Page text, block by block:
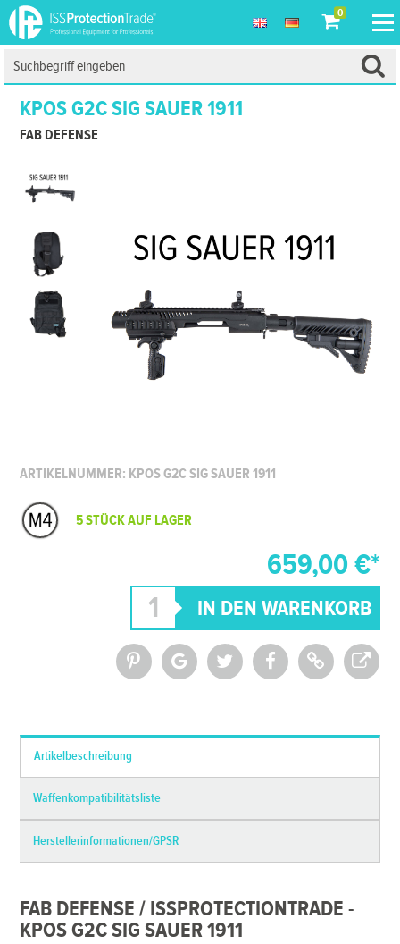
0
KPOS G2C SIG SAUER 1911
FAB DEFENSE
ARTIKELNUMMER: KPOS G2C SIG SAUER 1911
5 STÜCK AUF LAGER
659,00 €*
Artikelbeschreibung
Waffenkompatibilitätsliste
Herstellerinformationen/GPSR
FAB DEFENSE / ISSPROTECTIONTRADE -
KPOS G2C SIG SAUER 1911